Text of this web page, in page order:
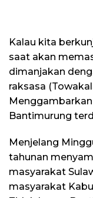
Kalau kita
saat akan
dimanjakan
raksasa
Bantimurung
Menjelang
tahunan
masyarakat
masyarakat